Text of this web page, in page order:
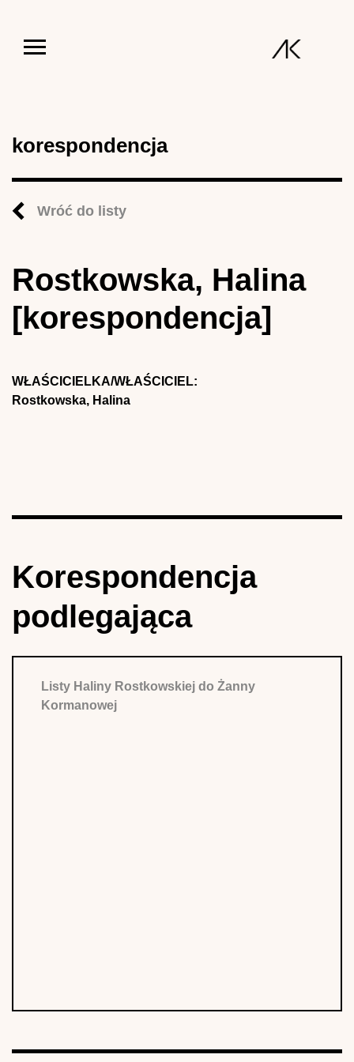
korespondencja
Wróć do listy
Rostkowska, Halina
[korespondencja]
WŁAŚCICIELKA/WŁAŚCICIEL:
Rostkowska, Halina
Korespondencja
podlegająca
Listy Haliny Rostkowskiej do Żanny
Kormanowej